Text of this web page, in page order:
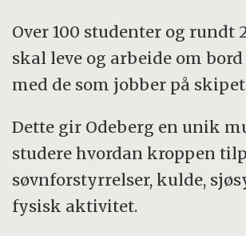
Over 100 studenter og rundt
skal leve og arbeide om
med de som jobber på
Dette gir Odeberg en unik
studere hvordan kroppen
søvnforstyrrelser, kulde,
fysisk aktivitet.